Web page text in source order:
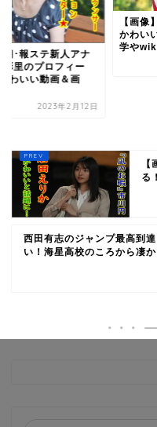
像】佐藤佳奈アナが
いい！出身高校・大
wikiも調査！
2023年2月15日
一色克
当番組
てヤバ
る
西田有志のジャンプ最高到
い！海星高校のころから凄か